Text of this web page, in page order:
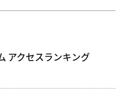
アクセスランキング